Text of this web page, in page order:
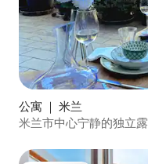
公寓 ｜ 米兰
米兰市中心宁静的独立